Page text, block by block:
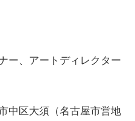
ー、アートディレクター
中区大須（名古屋市営地